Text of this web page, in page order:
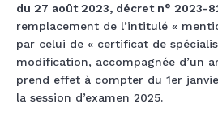
du 27 août 2023, décret n° 2023-
remplacement de l’intitulé «
par celui de « certificat de
modification, accompagnée d’un
prend effet à compter du 1er
la session d’examen 2025.